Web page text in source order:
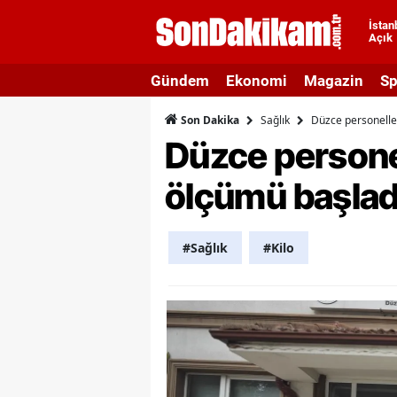
Açık
Gündem Ekonomi Magazin
Son Dakika Sağlık Düzce
Düzce
ölçümü
#Sağlık #Kilo